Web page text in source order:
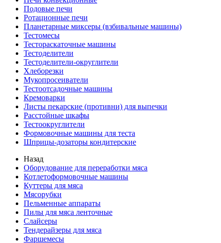
Подовые печи
Ротационные печи
Планетарные миксеры (взбивальные машины)
Тестомесы
Тестораскаточные машины
Тестоделители
Тестоделители-округлители
Хлеборезки
Мукопросеиватели
Тестоотсадочные машины
Кремоварки
Листы пекарские (противни) для выпечки
Расстойные шкафы
Тестоокруглители
Формовочные машины для теста
Шприцы-дозаторы кондитерские
Назад
Оборудование для переработки мяса
Котлетоформовочные машины
Куттеры для мяса
Мясорубки
Пельменные аппараты
Пилы для мяса ленточные
Слайсеры
Тендерайзеры для мяса
Фаршемесы